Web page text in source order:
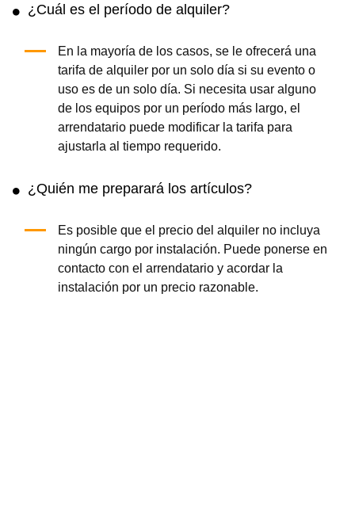
¿Cuál es el período de alquiler?
En la mayoría de los casos, se le ofrecerá una
tarifa de alquiler por un solo día si su evento o
uso es de un solo día. Si necesita usar alguno
de los equipos por un período más largo, el
arrendatario puede modificar la tarifa para
ajustarla al tiempo requerido.
¿Quién me preparará los artículos?
Es posible que el precio del alquiler no incluya
ningún cargo por instalación. Puede ponerse en
contacto con el arrendatario y acordar la
instalación por un precio razonable.